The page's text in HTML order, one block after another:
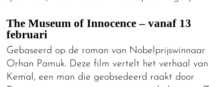
The Museum of Innocence – vanaf 13
februari
Gebaseerd op de roman van Nobelprijswinnaar
Orhan Pamuk. Deze film vertelt het verhaal van
Kemal, een man die geobsedeerd raakt door